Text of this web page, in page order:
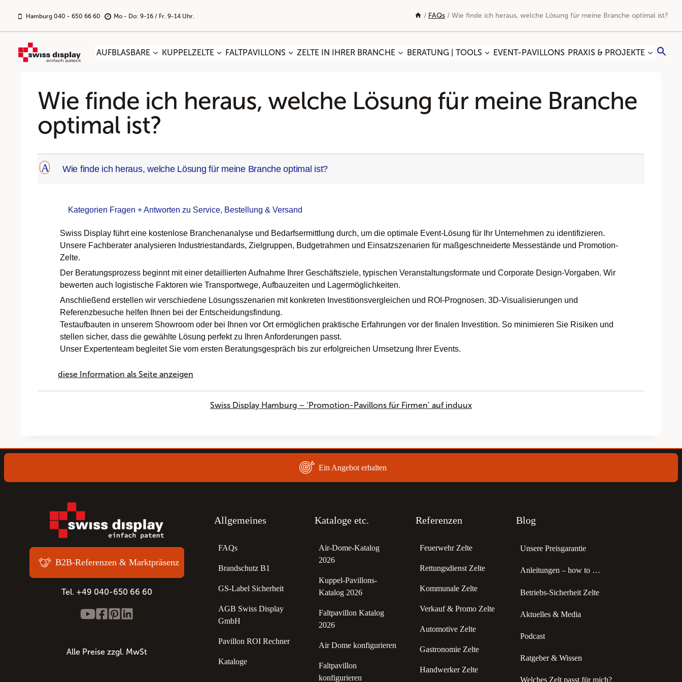
Inhalt
springen
Hamburg 040 - 650 66 60 Mo - Do: 9-16 / Fr. 9-14 Uhr. / FAQs / Wie finde ich heraus, welche Lösung für meine Branche optimal ist?
AUFBLASBARE KUPPELZELTE FALTPAVILLONS ZELTE IN IHRER BRANCHE BERATUNG | TOOLS EVENT-PAVILLONS PRAXIS & PROJEKTE
Wie finde ich heraus, welche Lösung für meine Branche
optimal ist?
A Wie finde ich heraus, welche Lösung für meine Branche optimal ist?
Kategorien Fragen + Antworten zu Service, Bestellung & Versand
Swiss Display führt eine kostenlose Branchenanalyse und Bedarfsermittlung durch, um die optimale Event-Lösung für Ihr Unternehmen zu identifizieren.
Unsere Fachberater analysieren Industriestandards, Zielgruppen, Budgetrahmen und Einsatzszenarien für maßgeschneiderte Messestände und Promotion-
Zelte.
Der Beratungsprozess beginnt mit einer detaillierten Aufnahme Ihrer Geschäftsziele, typischen Veranstaltungsformate und Corporate Design-Vorgaben. Wir
bewerten auch logistische Faktoren wie Transportwege, Aufbauzeiten und Lagermöglichkeiten.
Anschließend erstellen wir verschiedene Lösungsszenarien mit konkreten Investitionsvergleichen und ROI-Prognosen. 3D-Visualisierungen und
Referenzbesuche helfen Ihnen bei der Entscheidungsfindung.
Testaufbauten in unserem Showroom oder bei Ihnen vor Ort ermöglichen praktische Erfahrungen vor der finalen Investition. So minimieren Sie Risiken und
stellen sicher, dass die gewählte Lösung perfekt zu Ihren Anforderungen passt.
Unser Expertenteam begleitet Sie vom ersten Beratungsgespräch bis zur erfolgreichen Umsetzung Ihrer Events.
diese Information als Seite anzeigen
Swiss Display Hamburg – ‘Promotion-Pavillons für Firmen’ auf induux
Ein Angebot erhalten
B2B-Referenzen & Marktpräsenz
Tel. +49 040-650 66 60
Alle Preise zzgl. MwSt
Allgemeines
FAQs
Brandschutz B1
GS-Label Sicherheit
AGB Swiss Display
GmbH
Pavillon ROI Rechner
Kataloge
Kataloge etc.
Air-Dome-Katalog
2026
Kuppel-Pavillons-
Katalog 2026
Faltpavillon Katalog
2026
Air Dome konfigurieren
Faltpavillon
konfigurieren
Referenzen
Feuerwehr Zelte
Rettungsdienst Zelte
Kommunale Zelte
Verkauf & Promo Zelte
Automotive Zelte
Gastronomie Zelte
Handwerker Zelte
Blog
Unsere Preisgarantie
Anleitungen – how to …
Betriebs-Sicherheit Zelte
Aktuelles & Media
Podcast
Ratgeber & Wissen
Welches Zelt passt für mich?